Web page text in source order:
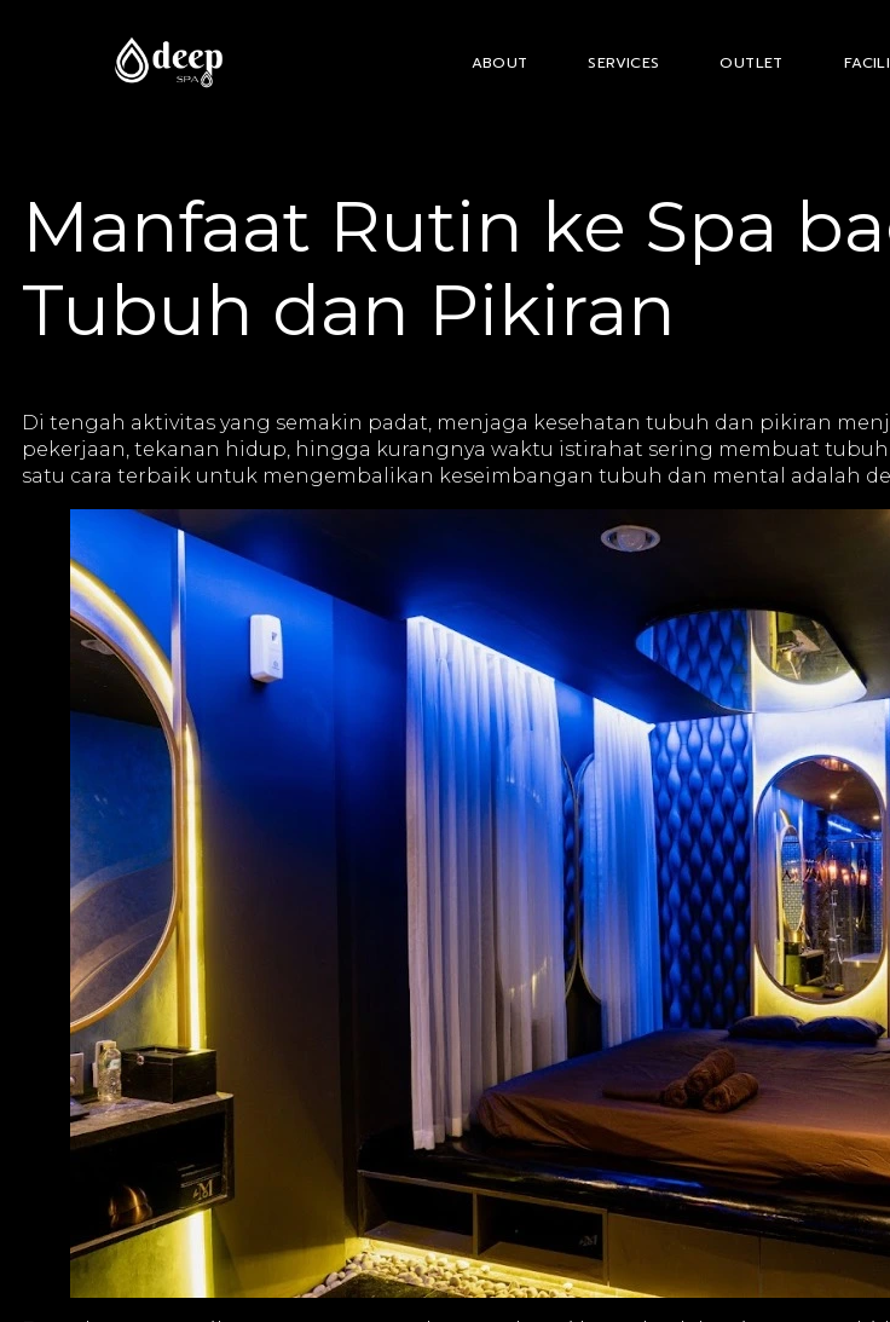
ABOUT SERVICES OUTLET
Manfaat Rutin ke Spa
Tubuh dan Pikiran
Di tengah aktivitas yang semakin padat, menjaga kesehatan tubuh dan pikiran
pekerjaan, tekanan hidup, hingga kurangnya waktu istirahat sering membuat tubuh
satu cara terbaik untuk mengembalikan keseimbangan tubuh dan mental adalah